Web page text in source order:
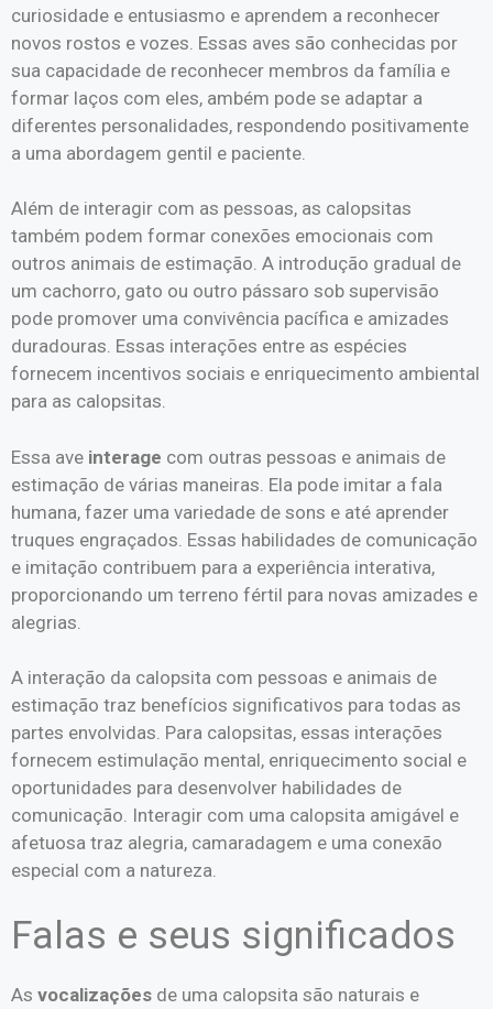
curiosidade e entusiasmo e aprendem a reconhecer
novos rostos e vozes. Essas aves são conhecidas por
sua capacidade de reconhecer membros da família e
formar laços com eles, ambém pode se adaptar a
diferentes personalidades, respondendo positivamente
a uma abordagem gentil e paciente.
Além de interagir com as pessoas, as calopsitas
também podem formar conexões emocionais com
outros animais de estimação. A introdução gradual de
um cachorro, gato ou outro pássaro sob supervisão
pode promover uma convivência pacífica e amizades
duradouras. Essas interações entre as espécies
fornecem incentivos sociais e enriquecimento ambiental
para as calopsitas.
Essa ave interage com outras pessoas e animais de
estimação de várias maneiras. Ela pode imitar a fala
humana, fazer uma variedade de sons e até aprender
truques engraçados. Essas habilidades de comunicação
e imitação contribuem para a experiência interativa,
proporcionando um terreno fértil para novas amizades e
alegrias.
A interação da calopsita com pessoas e animais de
estimação traz benefícios significativos para todas as
partes envolvidas. Para calopsitas, essas interações
fornecem estimulação mental, enriquecimento social e
oportunidades para desenvolver habilidades de
comunicação. Interagir com uma calopsita amigável e
afetuosa traz alegria, camaradagem e uma conexão
especial com a natureza.
Falas e seus significados
As vocalizações de uma calopsita são naturais e